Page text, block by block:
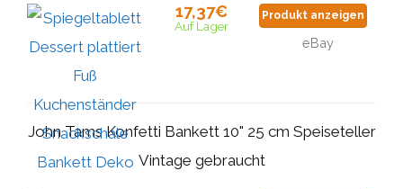
17,37€
Auf Lager
Produkt anzeigen
eBay
John Tams Konfetti Bankett 10" 25 cm Speiseteller
Vintage gebraucht